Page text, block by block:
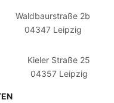
Waldbaurstraße 2b
04347 Leipzig
Kieler Straße 25
04357 Leipzig